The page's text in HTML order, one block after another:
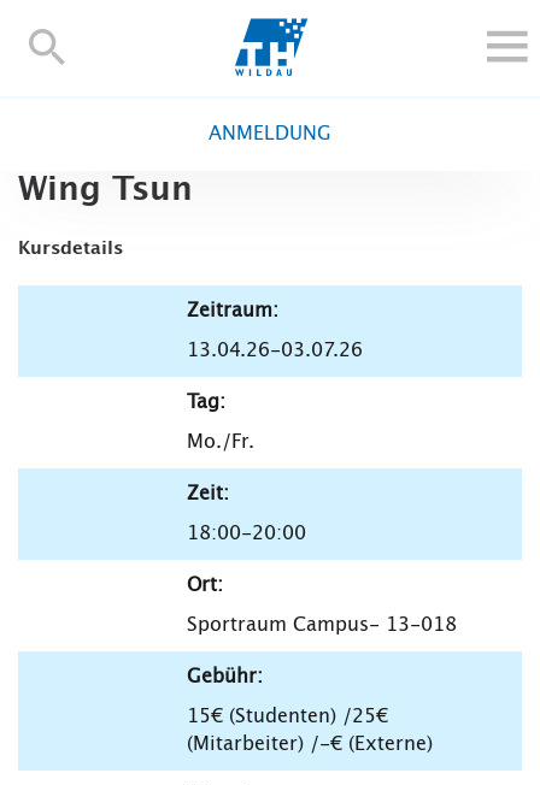
TH-
FORSCHUNG UND TRANSFER
INTERNATIONAL
Kontakt und Anfahrt
Personensuche
ANMELDUNG
Wing Tsun
Kursdetails
Zeitraum:
13.04.26-03.07.26
Tag:
Mo./Fr.
Zeit:
18:00-20:00
Ort:
Sportraum Campus- 13-018
Gebühr:
15€ (Studenten) /25€
(Mitarbeiter) /-€ (Externe)